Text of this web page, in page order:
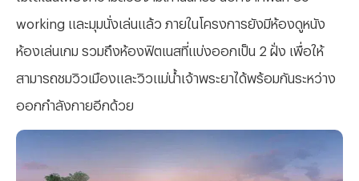
working และมุมนั่งเล่นแล้ว ภายในโครงการยังมีห้องดูหนัง
ห้องเล่นเกม รวมถึงห้องฟิตเนสที่แบ่งออกเป็น 2 ฝั่ง เพื่อให้
สามารถชมวิวเมืองและวิวแม่น้ำเจ้าพระยาได้พร้อมกันระหว่าง
ออกกำลังกายอีกด้วย